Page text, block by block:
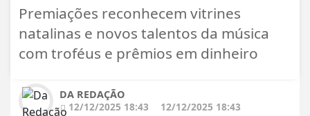
Premiações reconhecem vitrines
natalinas e novos talentos da música
com troféus e prêmios em dinheiro
DA REDAÇÃO
12/12/2025 18:43
12/12/2025 18:43